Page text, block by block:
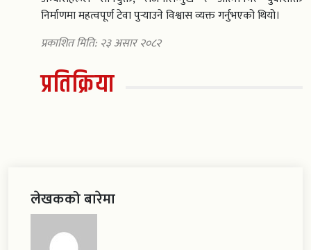
निर्माणमा महत्वपूर्ण टेवा पुर्‍याउने विश्वास व्यक्त गर्नुभएको थियो।
प्रकाशित मिति: २३ असार २०८२
प्रतिक्रिया
लेखकको बारेमा